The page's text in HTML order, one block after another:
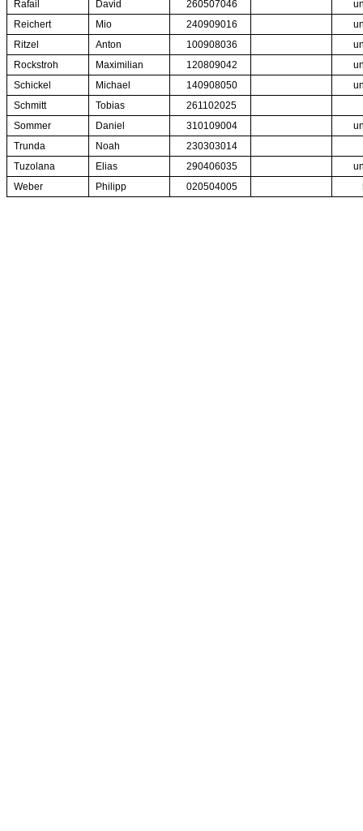
Rafail
David 260507046
Reichert
Mio 240909016
Ritzel
Anton 100908036
Rockstroh
Maximilian 120809042
Schickel
Michael 140908050
Schmitt
Tobias
261102025
Sommer
Daniel 310109004
Trunda
Noah
230303014
Tuzolana
Elias 290406035
Weber
Philipp 020504005